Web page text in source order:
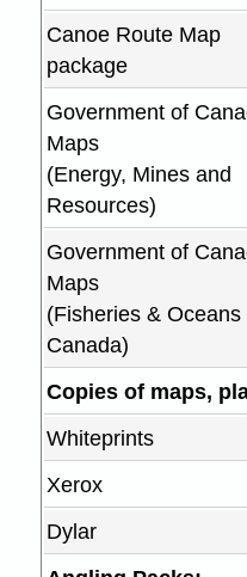
Canoe Route Map
package
Government of
Maps
(Energy, Mines and
Resources)
Government of
Maps
(Fisheries & Oceans
Canada)
Copies of maps,
Whiteprints
Xerox
Dylar